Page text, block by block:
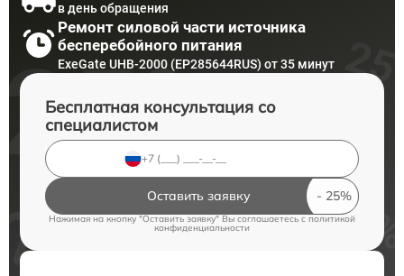
в день обращения
Ремонт силовой части источника
бесперебойного питания
ExeGate UHB-2000 (EP285644RUS) от 35 минут
Бесплатная консультация со
специалистом
Оставить заявку
Нажимая на кнопку "Оставить заявку" Вы соглашаетесь cполитикой
конфиденциальности